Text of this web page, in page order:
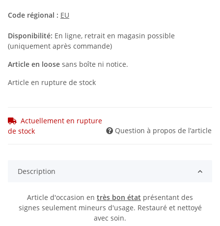
Code régional : EU
Disponibilité: En ligne, retrait en magasin possible
(uniquement après commande)
Article en loose sans boîte ni notice.
Article en rupture de stock
Actuellement en rupture
de stock
Question à propos de l’article
Description
Article d'occasion en très bon état présentant des
signes seulement mineurs d'usage. Restauré et nettoyé
avec soin.